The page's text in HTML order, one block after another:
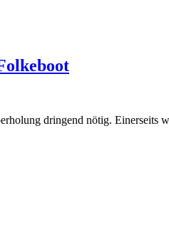
dringend nötig. Einerseits